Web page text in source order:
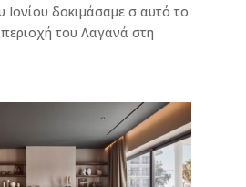
Ιονίου δοκιμάσαμε σ αυτό το
του Λαγανά στη